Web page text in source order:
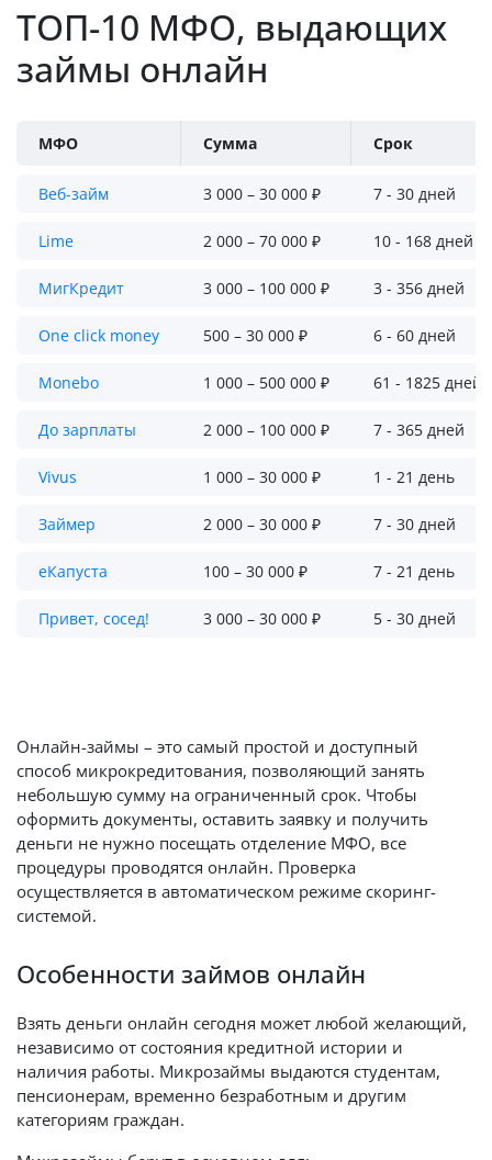
ТОП-10 МФО, выдающих
займы онлайн
МФО Сумма Срок
Веб-займ 3 000 – 30 000 ₽ 7 - 30 дней
Lime 2 000 – 70 000 ₽ 10 - 168 дней
МигКредит 3 000 – 100 000 ₽ 3 - 356 дней
One click money 500 – 30 000 ₽ 6 - 60 дней
Monebo 1 000 – 500 000 ₽ 61 - 1825 дней
До зарплаты 2 000 – 100 000 ₽ 7 - 365 дней
Vivus 1 000 – 30 000 ₽ 1 - 21 день
Займер 2 000 – 30 000 ₽ 7 - 30 дней
еКапуста 100 – 30 000 ₽ 7 - 21 день
Привет, сосед! 3 000 – 30 000 ₽ 5 - 30 дней
Онлайн-займы – это самый простой и доступный
способ микрокредитования, позволяющий занять
небольшую сумму на ограниченный срок. Чтобы
оформить документы, оставить заявку и получить
деньги не нужно посещать отделение МФО, все
процедуры проводятся онлайн. Проверка
осуществляется в автоматическом режиме скоринг-
системой.
Особенности займов онлайн
Взять деньги онлайн сегодня может любой желающий,
независимо от состояния кредитной истории и
наличия работы. Микрозаймы выдаются студентам,
пенсионерам, временно безработным и другим
категориям граждан.